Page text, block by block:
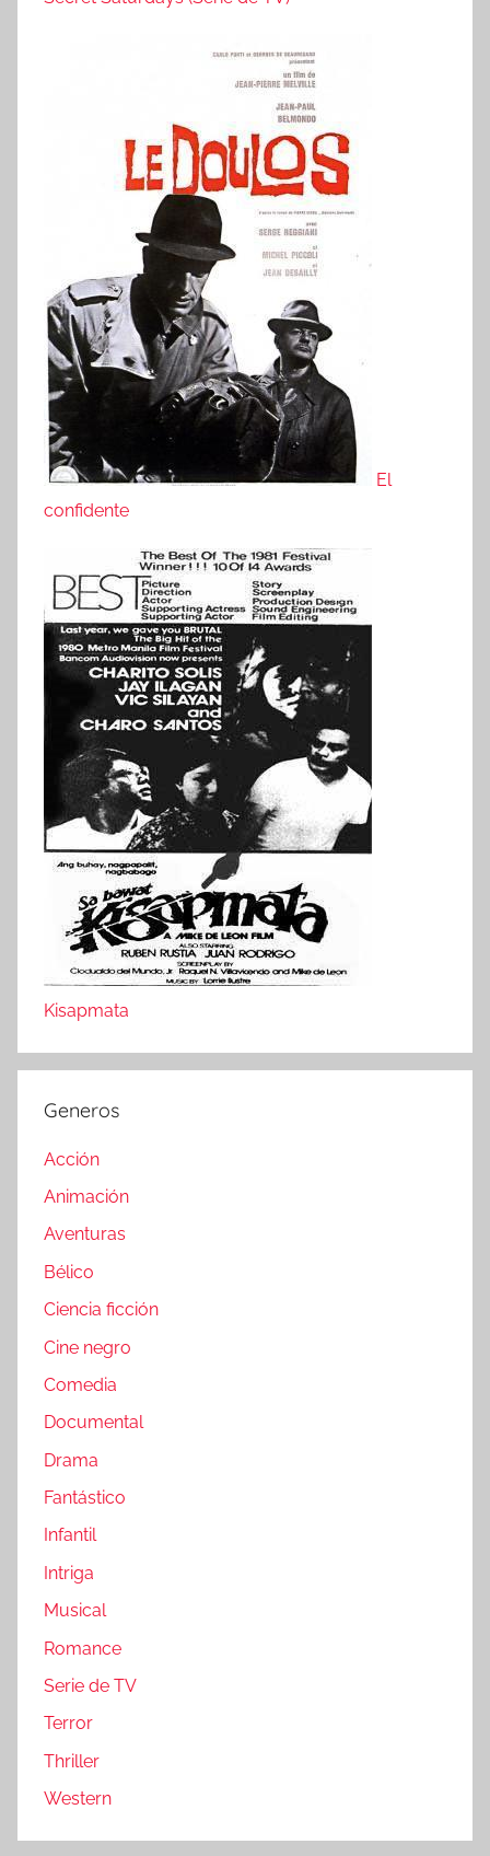
El
confidente
Kisapmata
Generos
Acción
Animación
Aventuras
Bélico
Ciencia ficción
Cine negro
Comedia
Documental
Drama
Fantástico
Infantil
Intriga
Musical
Romance
Serie de TV
Terror
Thriller
Western